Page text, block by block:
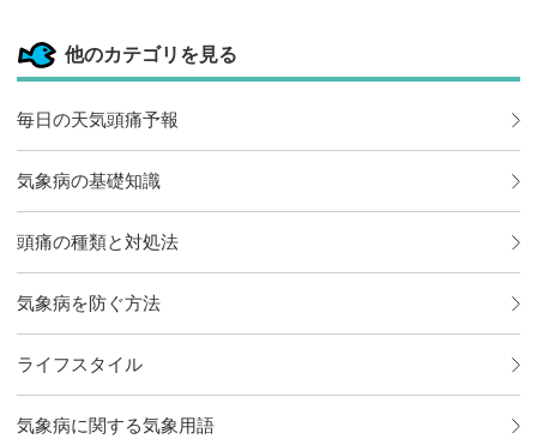
他のカテゴリを見る
毎日の天気頭痛予報
気象病の基礎知識
頭痛の種類と対処法
気象病を防ぐ方法
ライフスタイル
気象病に関する気象用語